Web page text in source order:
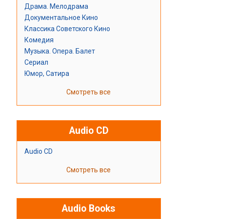
Драма. Мелодрама
Документальное Кино
Классика Советского Кино
Комедия
Музыка. Опера. Балет
Сериал
Юмор, Сатира
Смотреть все
Audio CD
Audio CD
Смотреть все
Audio Books